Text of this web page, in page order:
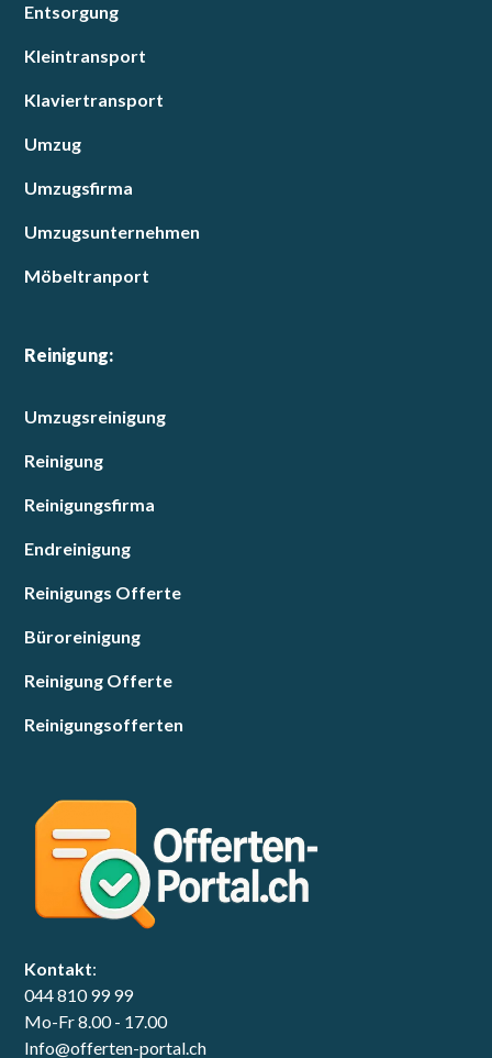
Entsorgung
Kleintransport
Klaviertransport
Umzug
Umzugsfirma
Umzugsunternehmen
Möbeltranport
Reinigung:
Umzugsreinigung
Reinigung
Reinigungsfirma
Endreinigung
Reinigungs Offerte
Büroreinigung
Reinigung Offerte
Reinigungsofferten
Kontakt:
044 810 99 99
Mo-Fr 8.00 - 17.00
Info@offerten-portal.ch